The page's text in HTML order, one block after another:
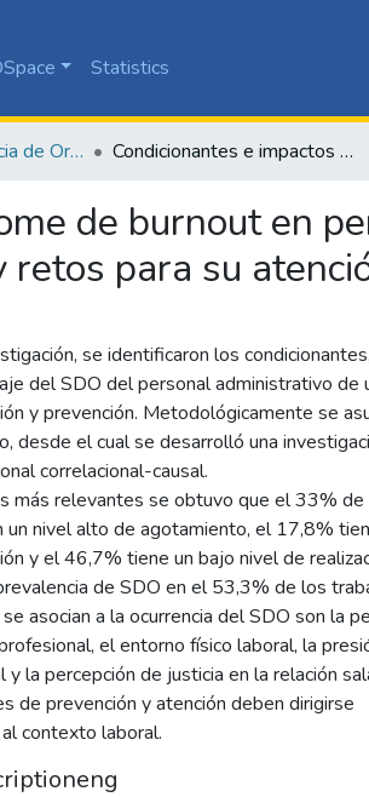
Statistics
Maestría en Gerencia de Organizaciones de Salud Condicionantes e impactos del síndrome de burnout en personal administrativo: Posibles elementos y retos para su atención y prevención
de burnout en
para su
se identificaron los
del SDO del personal administrativo de
y prevención. Metodológicamente se
desde el cual se desarrolló una
correlacional-causal.
más relevantes se obtuvo que el 33% de
un nivel alto de agotamiento, el 17,8%
y el 46,7% tiene un bajo nivel de
de SDO en el 53,3% de los
asocian a la ocurrencia del SDO son la
el entorno físico laboral, la
la percepción de justicia en la relación
de prevención y atención deben dirigirse
contexto laboral.